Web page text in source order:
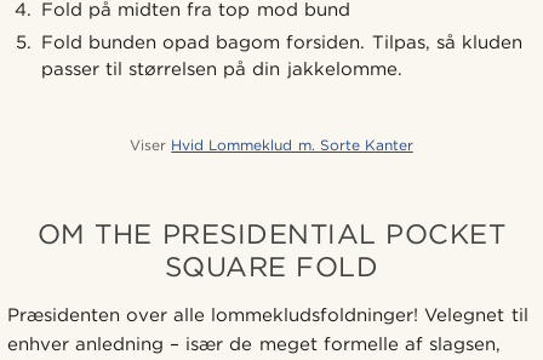
Fold på midten fra top mod bund
Fold bunden opad bagom forsiden. Tilpas, så kluden
passer til størrelsen på din jakkelomme.
Viser Hvid Lommeklud m. Sorte Kanter
OM THE PRESIDENTIAL POCKET
SQUARE FOLD
Præsidenten over alle lommekludsfoldninger! Velegnet til
enhver anledning – især de meget formelle af slagsen,